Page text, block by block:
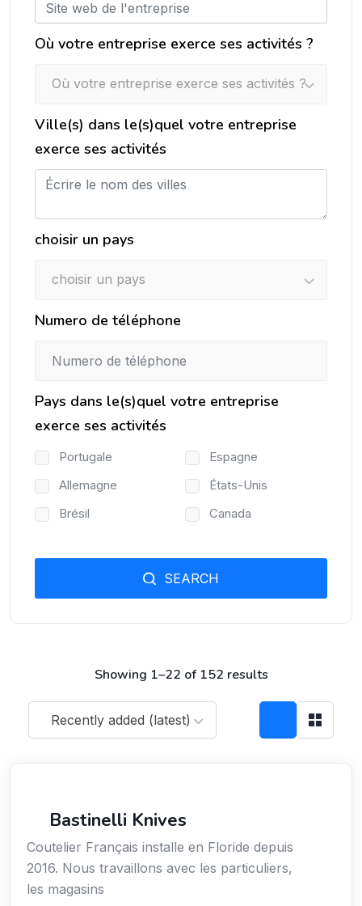
Showing 1–22 of 152 results
Recently added (latest)
Bastinelli Knives
Coutelier Français installe en Floride depuis
2016. Nous travaillons avec les particuliers,
les magasins
Où votre entreprise exerce ses activités ?
Où votre entreprise exerce ses activités ?
Ville(s) dans le(s)quel votre entreprise
exerce ses activités
choisir un pays
choisir un pays
Numero de téléphone
Pays dans le(s)quel votre entreprise
exerce ses activités
Portugale
Espagne
Allemagne
États-Unis
Brésil
Canada
SEARCH